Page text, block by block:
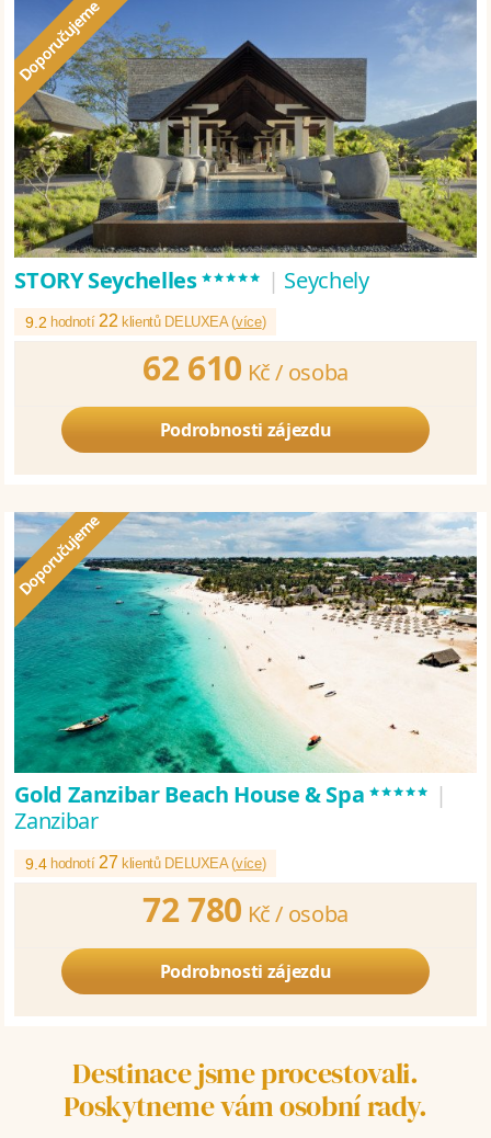
STORY Seychelles***** | Seychely
9.2 hodnotí22 klientů DELUXEA (více)
62 610 Kč / osoba
Podrobnosti zájezdu
Gold Zanzibar Beach House & Spa***** |
Zanzibar
9.4 hodnotí27 klientů DELUXEA (více)
72 780 Kč / osoba
Podrobnosti zájezdu
Destinace jsme procestovali.
Poskytneme vám osobní rady.